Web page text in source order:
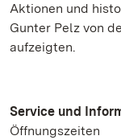
Aktionen und
Gunter Pelz von
aufzeigten.
Service und
Öffnungszeiten